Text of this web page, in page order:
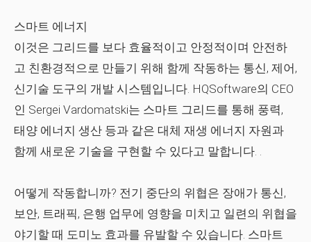
스마트 에너지
이것은 그리드를 보다 효율적이고 안정적이며 안전하
고 친환경적으로 만들기 위해 함께 작동하는 통신, 제어,
신기술 도구의 개발 시스템입니다. HQSoftware의 CEO
인 Sergei Vardomatski는 스마트 그리드를 통해 풍력,
태양 에너지 생산 등과 같은 대체 재생 에너지 자원과
함께 새로운 기술을 구현할 수 있다고 말합니다. .
어떻게 작동합니까? 전기 중단의 위협은 장애가 통신,
보안, 트래픽, 은행 업무에 영향을 미치고 일련의 위협을
야기할 때 도미노 효과를 유발할 수 있습니다. 스마트